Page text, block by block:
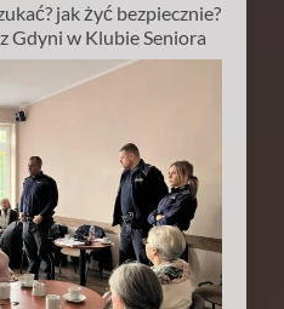
jak żyć bezpiecznie?
Gdyni w Klubie Seniora